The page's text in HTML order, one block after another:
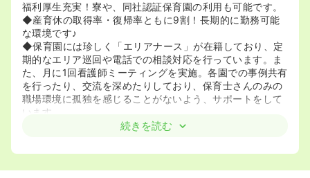
福利厚生充実！寮や、同社認証保育園の利用も可能です。
◆産育休の取得率・復帰率ともに9割！長期的に勤務可能
な環境です♪
◆保育園には珍しく「エリアナース」が在籍しており、定
期的なエリア巡回や電話での相談対応を行っています。ま
た、月に1回看護師ミーティングを実施。各園での事例共有
を行ったり、交流を深めたりしており、保育士さんのみの
職場環境に孤独を感じることがないよう、サポートをして
います。
◆入職後はリーダー看護師がいる他園で1週間程度OJT研
修もございます。
続きを読む